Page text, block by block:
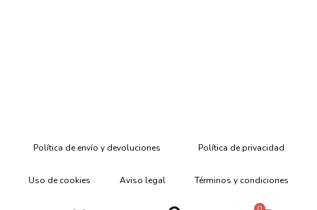
Política de envío y devoluciones Política de privacidad
Uso de cookies Aviso legal Términos y condiciones